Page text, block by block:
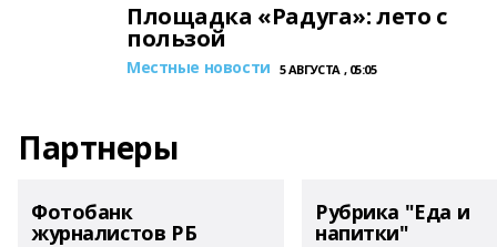
Площадка «Радуга»: лето с
пользой
Местные новости 5 АВГУСТА , 05:05
Партнеры
Фотобанк
журналистов РБ
Рубрика "Еда и
напитки"